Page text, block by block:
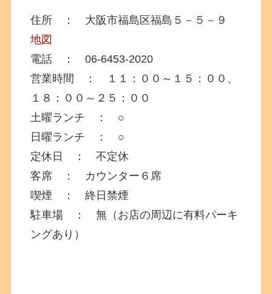
住所 ： 大阪市福島区福島５－５－９
地図
電話 ： 06-6453-2020
営業時間 ： １１：００～１５：００、
１８：００～２５：００
土曜ランチ ： ○
日曜ランチ ： ○
定休日 ： 不定休
客席 ： カウンター６席
喫煙 ： 終日禁煙
駐車場 ： 無（お店の周辺に有料パーキ
ングあり）